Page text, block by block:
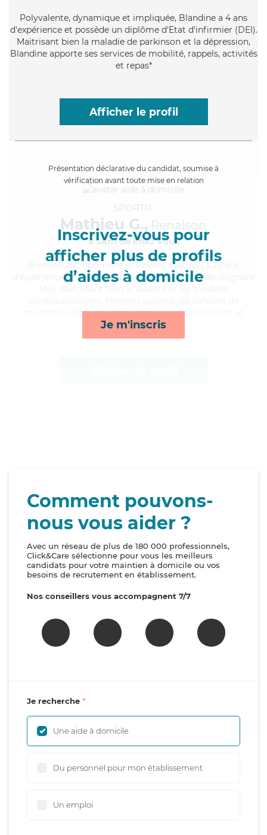
Polyvalente, dynamique et impliquée, Blandine a 4 ans
d'expérience et possède un diplôme d'Etat d'infirmier (DEI).
Maitrisant bien la maladie de parkinson et la dépression,
Blandine apporte ses services de mobilité, rappels, activités
et repas*
Afficher le profil
Présentation déclarative du candidat, soumise à
vérification avant toute mise en relation
Inscrivez-vous pour
afficher plus de profils
d’aides à domicile
Je m'inscris
SPORTIF
Mathieu G., Renaison
à 5km de chez Vous
, optimiste et flexible, Mathieu a 23 ans
d'expérience et possède un diplôme d'Etat d'aide-soignant
courses/livraison, lever/coucher, compagnie/loisirs et
lessive/repassage*
Comment pouvons-
nous vous aider ?
Avec un réseau de plus de 180 000 professionnels,
Click&Care sélectionne pour vous les meilleurs
candidats pour votre maintien à domicile ou vos
besoins de recrutement en établissement.
Nos conseillers vous accompagnent 7/7
Je recherche
Une aide à domicile
Du personnel pour mon établissement
Un emploi